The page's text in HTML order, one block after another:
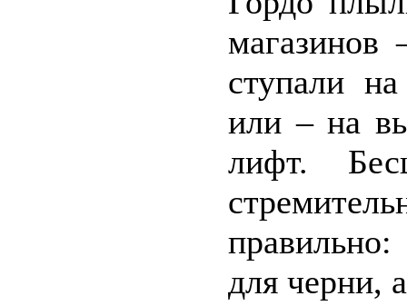
ступали
или – на
лифт.
для черни,